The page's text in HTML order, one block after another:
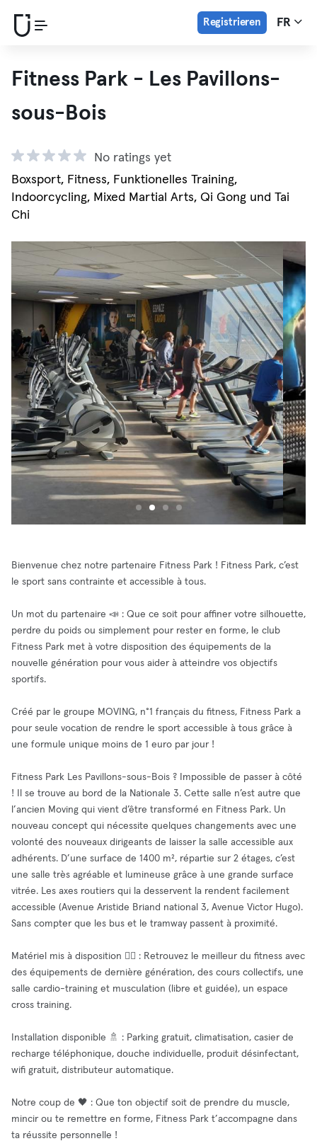
Registrieren FR
Fitness Park - Les Pavillons-
sous-Bois
No ratings yet
Boxsport, Fitness, Funktionelles Training,
Indoorcycling, Mixed Martial Arts, Qi Gong und Tai
Chi
Bienvenue chez notre partenaire Fitness Park ! Fitness Park, c’est
le sport sans contrainte et accessible à tous.
Un mot du partenaire 📣 : Que ce soit pour affiner votre silhouette,
perdre du poids ou simplement pour rester en forme, le club
Fitness Park met à votre disposition des équipements de la
nouvelle génération pour vous aider à atteindre vos objectifs
sportifs.
Créé par le groupe MOVING, n°1 français du fitness, Fitness Park a
pour seule vocation de rendre le sport accessible à tous grâce à
une formule unique moins de 1 euro par jour !
Fitness Park Les Pavillons-sous-Bois ? Impossible de passer à côté
! Il se trouve au bord de la Nationale 3. Cette salle n’est autre que
l’ancien Moving qui vient d’être transformé en Fitness Park. Un
nouveau concept qui nécessite quelques changements avec une
volonté des nouveaux dirigeants de laisser la salle accessible aux
adhérents. D’une surface de 1400 m², répartie sur 2 étages, c’est
une salle très agréable et lumineuse grâce à une grande surface
vitrée. Les axes routiers qui la desservent la rendent facilement
accessible (Avenue Aristide Briand national 3, Avenue Victor Hugo).
Sans compter que les bus et le tramway passent à proximité.
Matériel mis à disposition 🧘‍♂️ : Retrouvez le meilleur du fitness avec
des équipements de dernière génération, des cours collectifs, une
salle cardio-training et musculation (libre et guidée), un espace
cross training.
Installation disponible 🚿 : Parking gratuit, climatisation, casier de
recharge téléphonique, douche individuelle, produit désinfectant,
wifi gratuit, distributeur automatique.
Notre coup de 🖤 : Que ton objectif soit de prendre du muscle,
mincir ou te remettre en forme, Fitness Park t’accompagne dans
ta réussite personnelle !